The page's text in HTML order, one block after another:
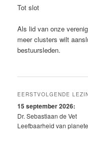
Tot slot
Als lid van onze
meer clusters wilt
bestuursleden.
EERSTVOLGENDE
15 september 2026:
Dr. Sebastiaan de Vet
Leefbaarheid van